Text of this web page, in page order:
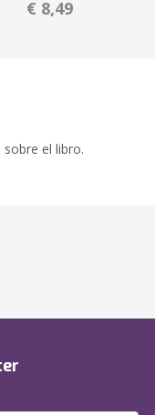
€ 8,49
el libro.